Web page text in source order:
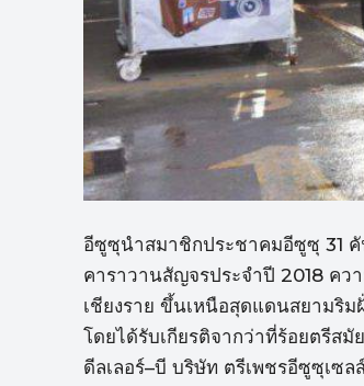
อีซูซุนำสมาชิกประชาคมอีซูซุ 31
คาราวานสัญจรประจำปี 2018 คว
เชียงราย ขึ้นเหนือสุดแดนสยามริม
โดยได้รับเกียรติจากว่าที่ร้อยตรีส
ดีลเลอร์–บี บริษัท ตรีเพชรอีซูซุเซ